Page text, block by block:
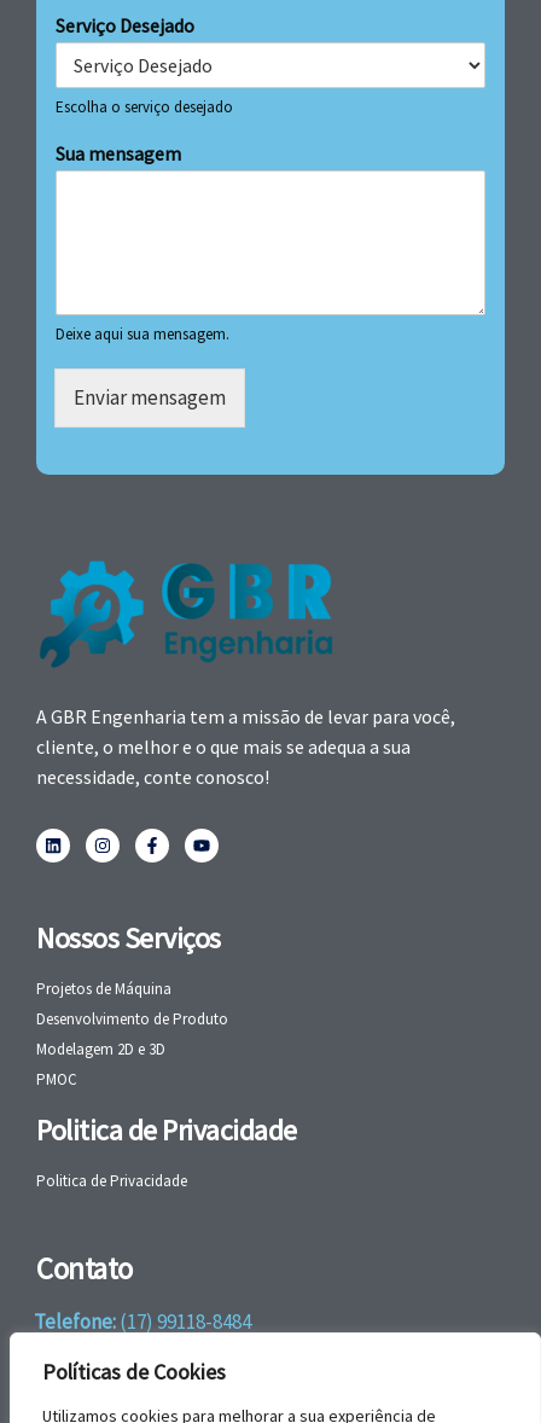
Políticas de Cookies
Utilizamos cookies para melhorar a sua experiência de
Serviço Desejado
Escolha o serviço desejado
Sua mensagem
Deixe aqui sua mensagem.
Enviar mensagem
A GBR Engenharia tem a missão de levar para você,
cliente, o melhor e o que mais se adequa a sua
necessidade, conte conosco!
Nossos Serviços
Projetos de Máquina
Desenvolvimento de Produto
Modelagem 2D e 3D
PMOC
Politica de Privacidade
Politica de Privacidade
Contato
Telefone:(17) 99118-8484
WhatsApp:+55 (17) 99118-8484
email:faleconosco@gbrengenharia.com